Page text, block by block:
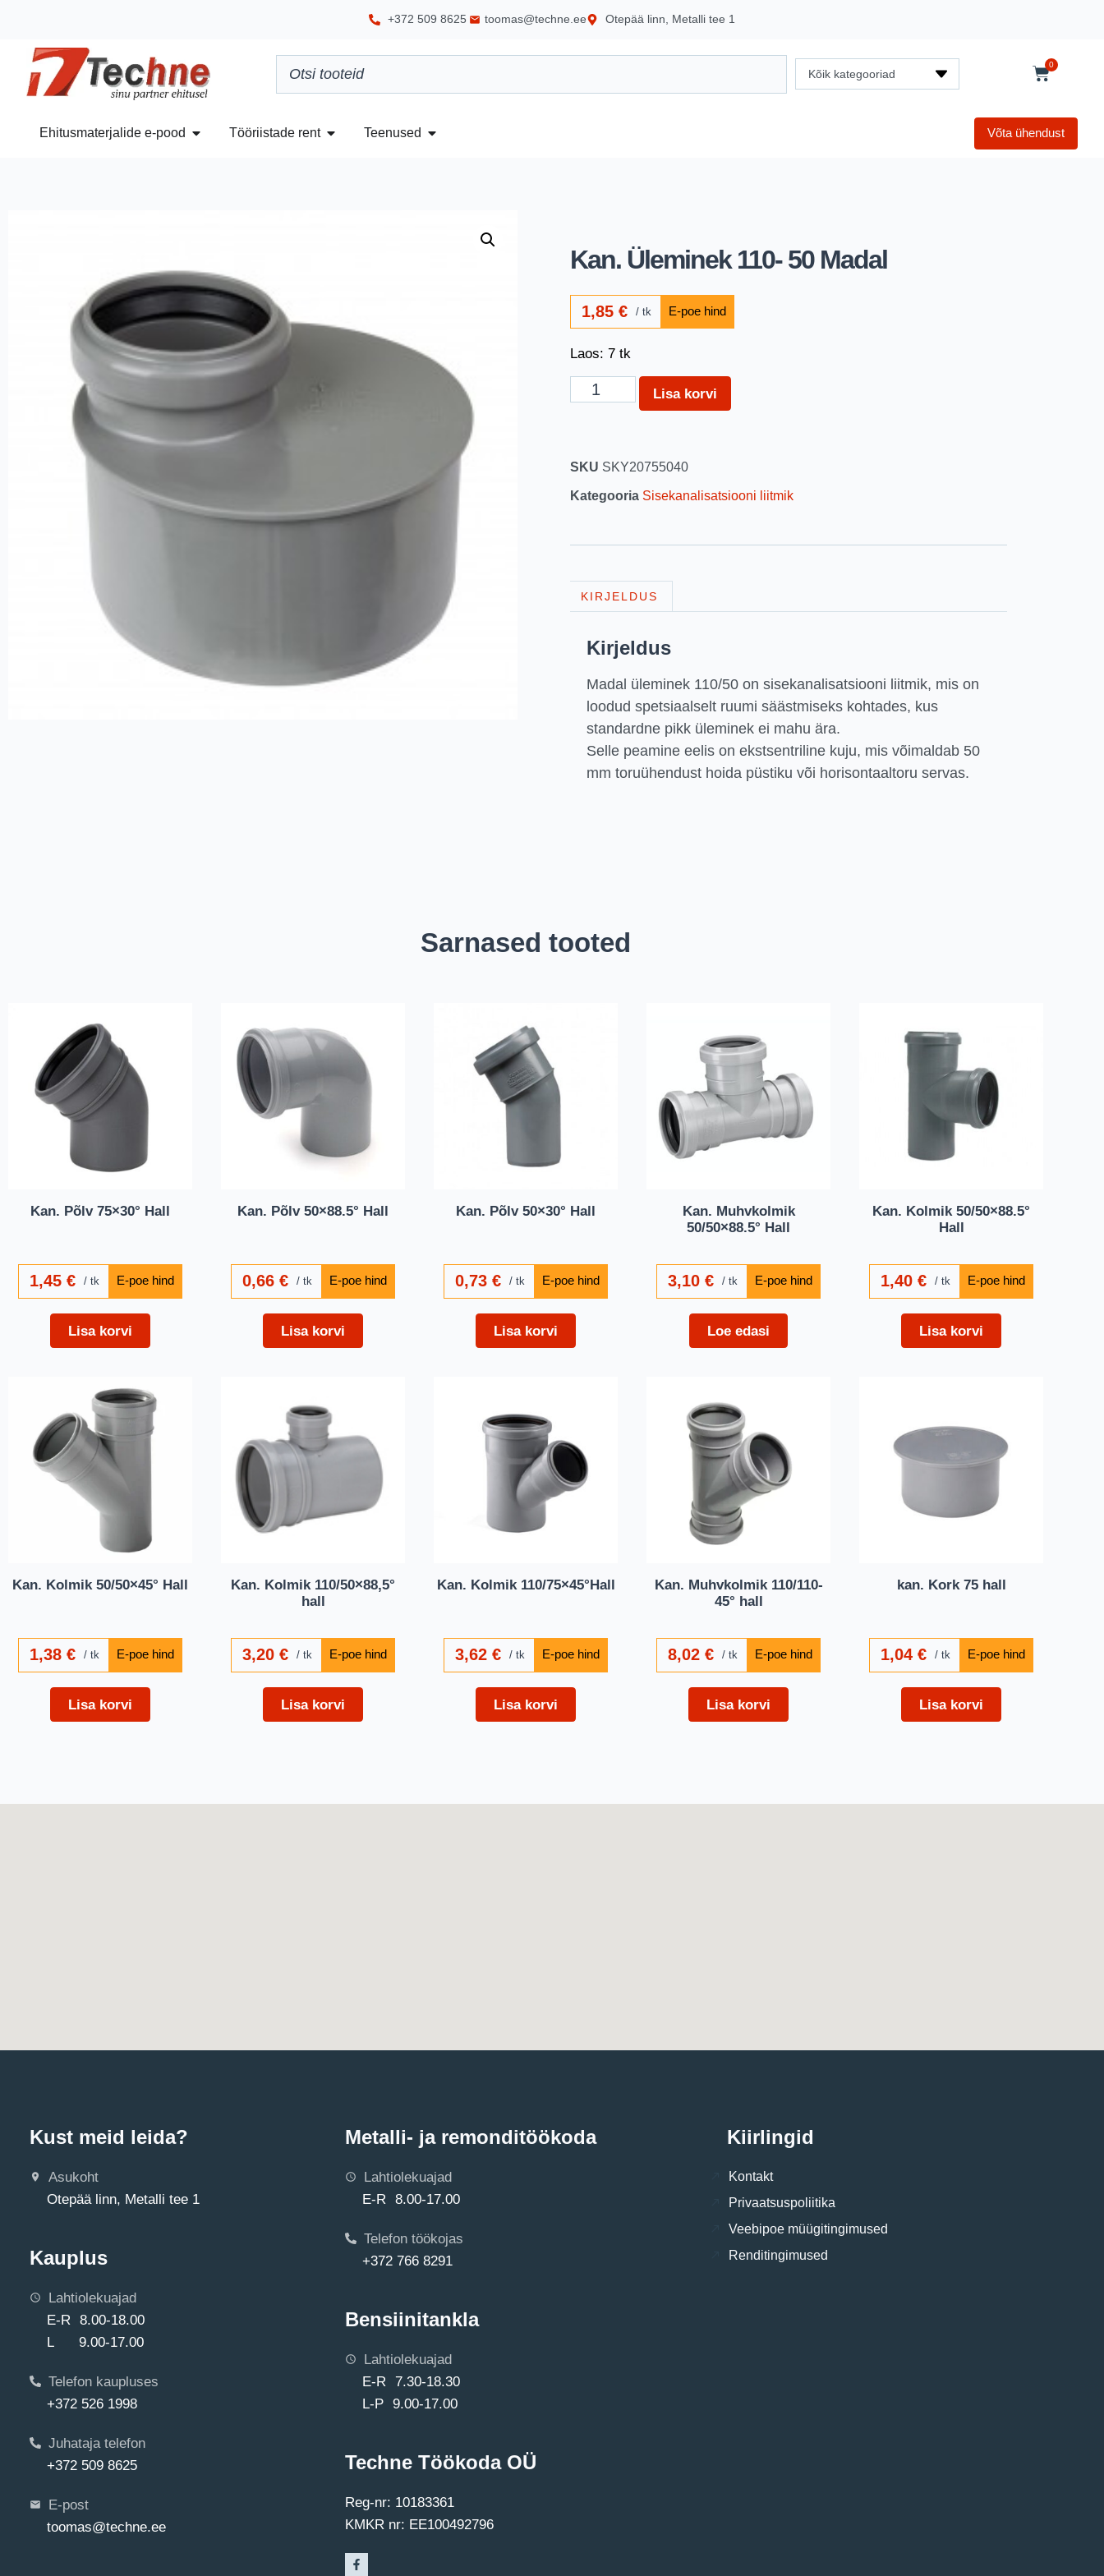
+372 509 8625 toomas@techne.ee Otepää linn, Metalli tee 1
Kõik kategooriad
0
Ehitusmaterjalide e-pood Tööriistade rent Teenused Võta ühendust
Kan. Üleminek 110- 50 Madal
1,85€ tk
Laos: 7 tk
Lisa korvi
SKU SKY20755040
Kategooria Sisekanalisatsiooni liitmik
KIRJELDUS
Kirjeldus
Madal üleminek 110/50 on sisekanalisatsiooni liitmik, mis on
loodud spetsiaalselt ruumi säästmiseks kohtades, kus
standardne pikk üleminek ei mahu ära.
Selle peamine eelis on ekstsentriline kuju, mis võimaldab 50
mm toruühendust hoida püstiku või horisontaaltoru servas.
Sarnased tooted
Kan. Põlv 75×30° Hall
1,45€ tk
Lisa korvi
Kan. Põlv 50×88.5° Hall
0,66€ tk
Lisa korvi
Kan. Põlv 50×30° Hall
0,73€ tk
Lisa korvi
Kan. Muhvkolmik
50/50×88.5° Hall
3,10€ tk
Loe edasi
Kan. Kolmik 50/50×88.5°
Hall
1,40€ tk
Lisa korvi
Kan. Kolmik 50/50×45° Hall
1,38€ tk
Lisa korvi
Kan. Kolmik 110/50×88,5°
hall
3,20€ tk
Lisa korvi
Kan. Kolmik 110/75×45°Hall
3,62€ tk
Lisa korvi
Kan. Muhvkolmik 110/110-
45° hall
8,02€ tk
Lisa korvi
kan. Kork 75 hall
1,04€ tk
Lisa korvi
Kust meid leida?
Asukoht
Otepää linn, Metalli tee 1
Kauplus
Lahtiolekuajad
E-R 8.00-18.00
L 9.00-17.00
Telefon kaupluses
+372 526 1998
Juhataja telefon
+372 509 8625
E-post
toomas@techne.ee
Metalli- ja remonditöökoda
Lahtiolekuajad
E-R 8.00-17.00
Telefon töökojas
+372 766 8291
Bensiinitankla
Lahtiolekuajad
E-R 7.30-18.30
L-P 9.00-17.00
Techne Töökoda OÜ
Reg-nr: 10183361
KMKR nr: EE100492796
Kiirlingid
Kontakt
Privaatsuspoliitika
Veebipoe müügitingimused
Renditingimused